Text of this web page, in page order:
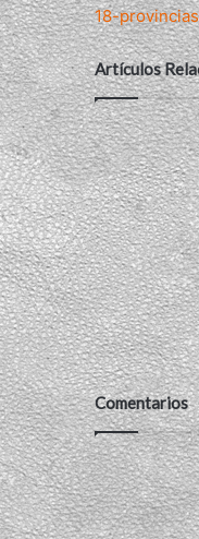
18-
Artículos
Comentarios